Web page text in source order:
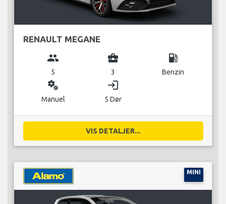
RENAULT MEGANE
group
5
business_center
3
local_gas_station
Benzin
miscellaneous_services
Manuel
login
5 Dør
VIS DETALJER...
MINI